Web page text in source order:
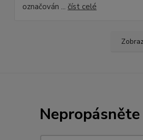
označován ... číst celé